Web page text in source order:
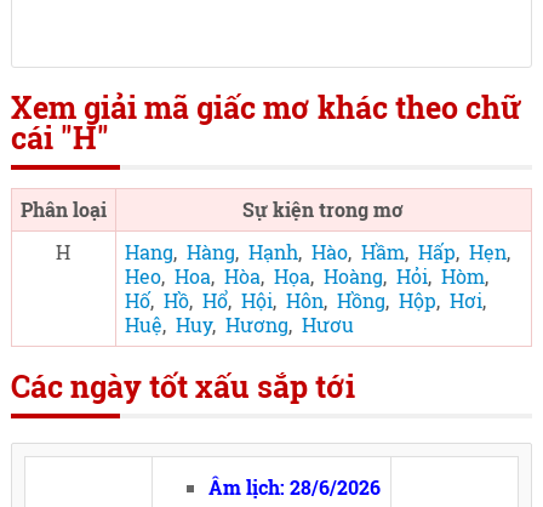
Xem giải mã giấc mơ khác theo chữ
cái "H"
Phân loại
Sự kiện trong mơ
H
Hang, Hàng, Hạnh, Hào, Hầm, Hấp, Hẹn,
Heo, Hoa, Hòa, Họa, Hoàng, Hỏi, Hòm,
Hố, Hồ, Hổ, Hội, Hôn, Hồng, Hộp, Hơi,
Huệ, Huy, Hương, Hươu
Các ngày tốt xấu sắp tới
Âm lịch: 28/6/2026